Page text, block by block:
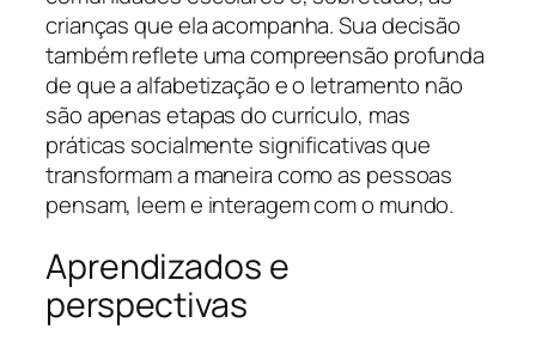
crianças que ela acompanha. Sua decisão
também reflete uma compreensão profunda
de que a alfabetização e o letramento não
são apenas etapas do currículo, mas
práticas socialmente significativas que
transformam a maneira como as pessoas
pensam, leem e interagem com o mundo.
Aprendizados e
perspectivas